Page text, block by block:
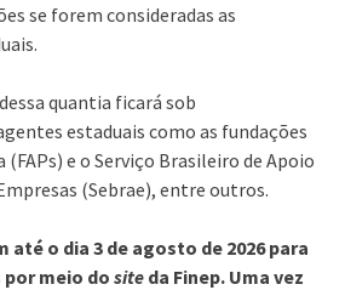
se forem consideradas as
quantia ficará sob
estaduais como as fundações
(FAPs) e o Serviço Brasileiro de Apoio
(Sebrae), entre outros.
até o dia 3 de agosto de 2026 para
meio dosite da Finep. Uma vez